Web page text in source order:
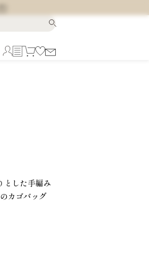
とした手編み
カゴバッグ